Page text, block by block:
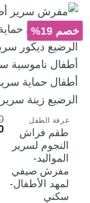
السعر
الحالي
هو:
خصم 19%
غرفة الطفل
طقم فراش
النجوم لسرير
المواليد-
مفرش صيفي
لمهد الأطفال-
سكني